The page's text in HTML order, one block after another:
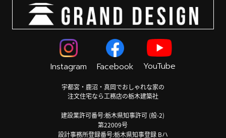
Instagram Facebook YouTube
宇都宮・鹿沼・真岡でおしゃれな家の
注文住宅なら工務店の栃木建築社
建設業許可番号:栃木県知事許可 (般-2)
第22009号
設計事務所登録番号:栃木県知事登録 Bハ